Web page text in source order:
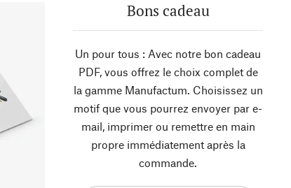
Bons cadeau
Un pour tous : Avec notre bon cadeau
PDF, vous offrez le choix complet de
la gamme Manufactum. Choisissez un
motif que vous pourrez envoyer par e-
mail, imprimer ou remettre en main
propre immédiatement après la
commande.